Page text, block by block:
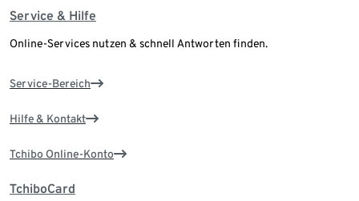
Service & Hilfe
Online-Services nutzen & schnell Antworten finden.
Service-Bereich
Hilfe & Kontakt
Tchibo Online-Konto
TchiboCard